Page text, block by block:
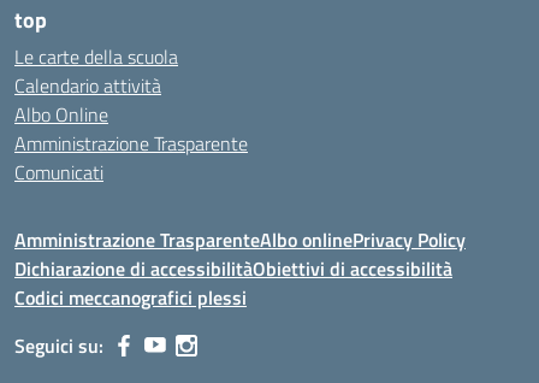
top
Le carte della scuola
Calendario attività
Albo Online
Amministrazione Trasparente
Comunicati
Amministrazione TrasparenteAlbo onlinePrivacy Policy
Dichiarazione di accessibilitàObiettivi di accessibilità
Codici meccanografici plessi
Seguici su: